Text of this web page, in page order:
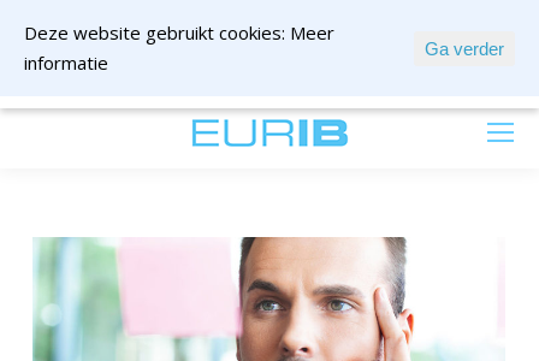
Deze website gebruikt cookies: Meer
informatie
Ga verder